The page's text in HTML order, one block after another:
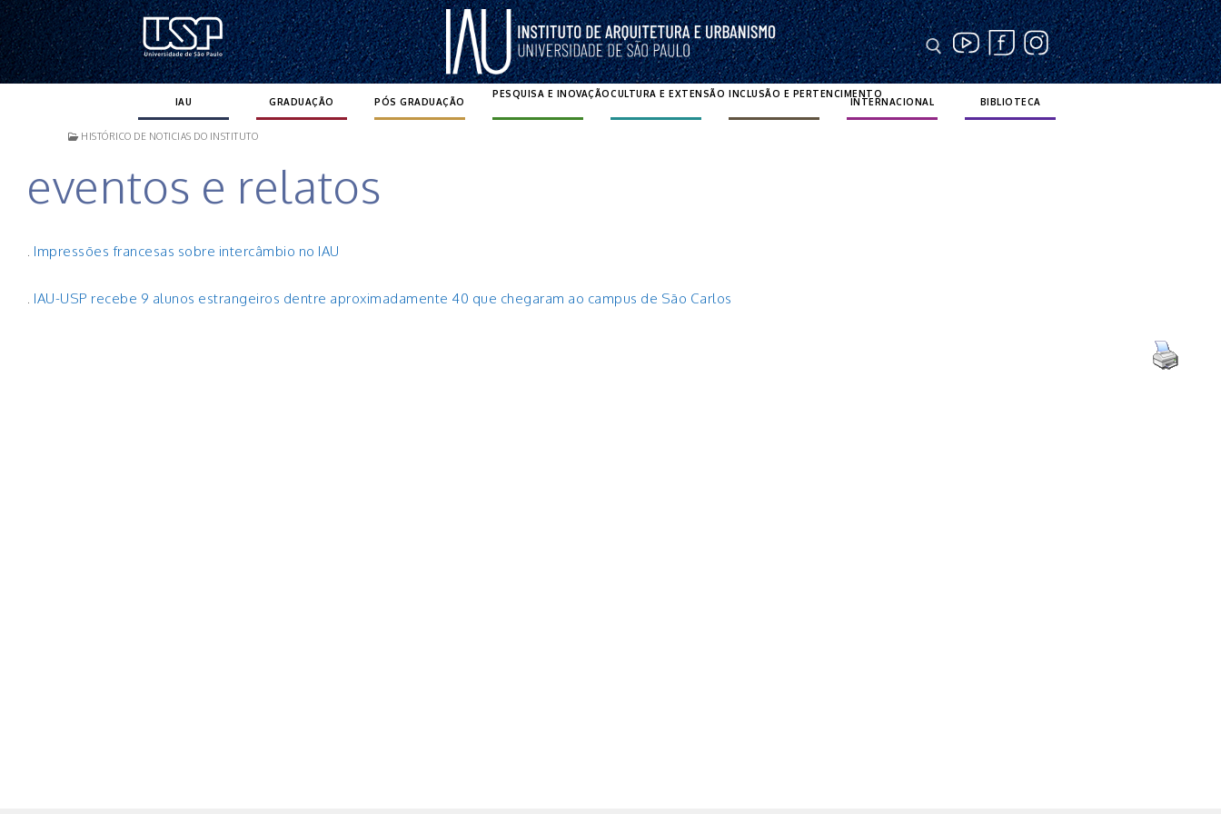
Pular
para
o
Pesquisar por:
IAU GRADUAÇÃO PÓS GRADUAÇÃO
PESQUISA E INOVAÇÃOCULTURA E EXTENSÃO INCLUSÃO E PERTENCIMENTO
INTERNACIONAL BIBLIOTECA
HISTÓRICO DE NOTICIAS DO INSTITUTO
eventos e relatos
. Impressões francesas sobre intercâmbio no IAU
IAU-USP recebe 9 alunos estrangeiros dentre aproximadamente 40 que chegaram ao campus de São Carlos